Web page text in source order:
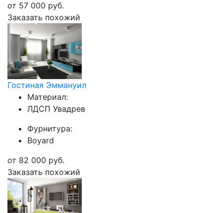
от 57 000 руб.
Заказать похожий
Гостиная Эммануил
Материал:
ЛДСП Увадрев
Фурнитура:
Boyard
от 82 000 руб.
Заказать похожий